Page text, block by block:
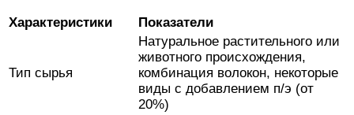
Характеристики Показатели
Тип сырья
Натуральное растительного или
животного происхождения,
комбинация волокон, некоторые
виды с добавлением п/э (от
20%)